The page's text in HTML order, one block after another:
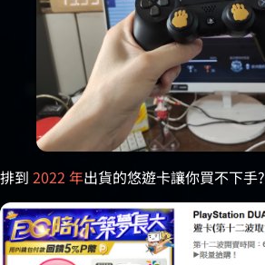
排到 2022 年出貨的悠遊卡讓你買不下手?